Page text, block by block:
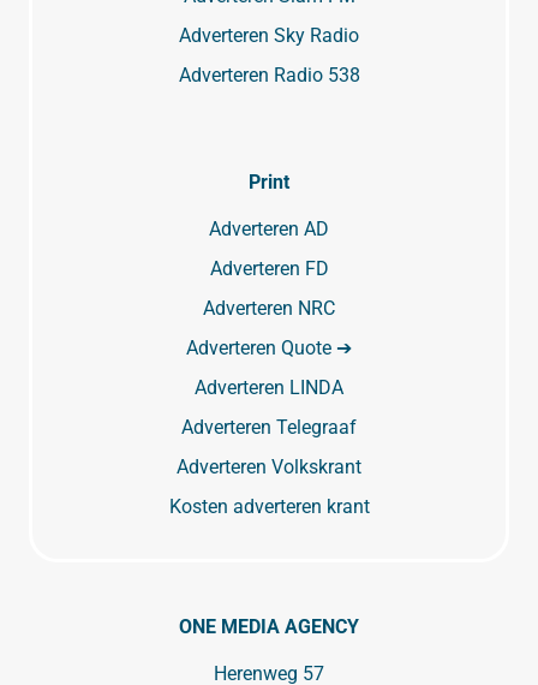
Adverteren Sky Radio
Adverteren Radio 538
Print
Adverteren AD
Adverteren FD
Adverteren NRC
Adverteren Quote ➔
Adverteren LINDA
Adverteren Telegraaf
Adverteren Volkskrant
Kosten adverteren krant
ONE MEDIA AGENCY
Herenweg 57